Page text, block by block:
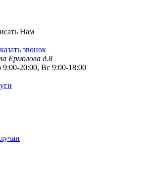
Нам
звонок
Ермолова д.8
20:00, Вс 9:00-18:00